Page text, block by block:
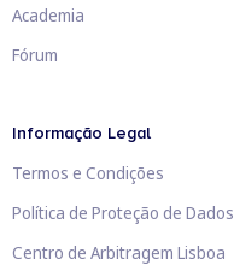
Academia
Fórum
Informação Legal
Termos e Condições
Política de Proteção de Dados
Centro de Arbitragem Lisboa